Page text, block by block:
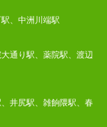
、中洲川端駅
通り駅、薬院駅、渡辺
井尻駅、雑餉隈駅、春